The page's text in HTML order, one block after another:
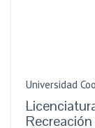
Universidad